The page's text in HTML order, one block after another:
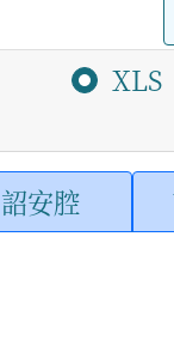
XLS
詔安腔